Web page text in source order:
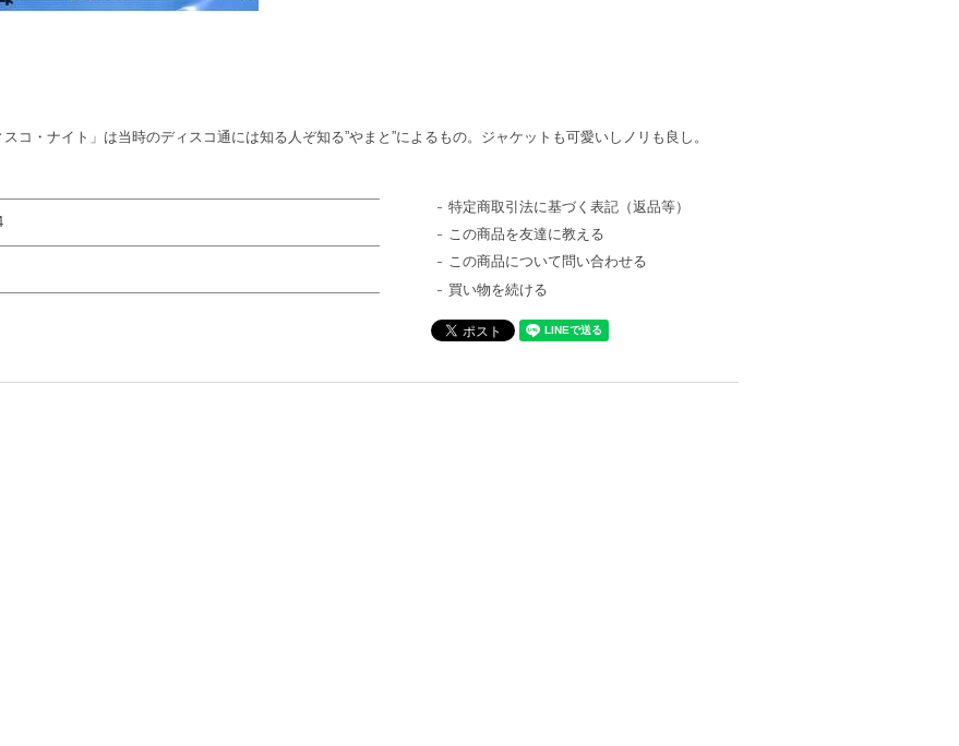
コ・ナイト」は当時のディスコ通には知る人ぞ知る”やまと”によるもの。ジャケットも可愛いしノリも良し。
特定商取引法に基づく表記（返品等）
この商品を友達に教える
この商品について問い合わせる
買い物を続ける